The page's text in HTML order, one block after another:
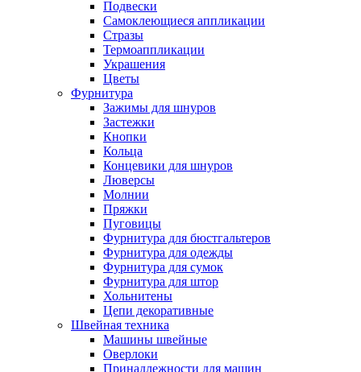
Подвески
Самоклеющиеся аппликации
Стразы
Термоаппликации
Украшения
Цветы
Фурнитура
Зажимы для шнуров
Застежки
Кнопки
Кольца
Концевики для шнуров
Люверсы
Молнии
Пряжки
Пуговицы
Фурнитура для бюстгальтеров
Фурнитура для одежды
Фурнитура для сумок
Фурнитура для штор
Хольнитены
Цепи декоративные
Швейная техника
Машины швейные
Оверлоки
Принадлежности для машин